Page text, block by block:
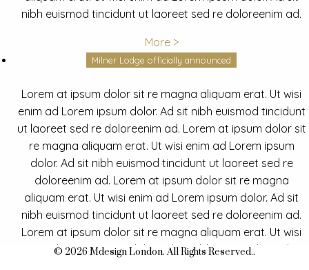
nibh euismod tincidunt ut laoreet sed re doloreenim ad.
More >
Milner Lodge officially announced
Lorem at ipsum dolor sit re magna aliquam erat. Ut wisi
enim ad Lorem ipsum dolor. Ad sit nibh euismod tincidunt
ut laoreet sed re doloreenim ad. Lorem at ipsum dolor sit
re magna aliquam erat. Ut wisi enim ad Lorem ipsum
dolor. Ad sit nibh euismod tincidunt ut laoreet sed re
doloreenim ad. Lorem at ipsum dolor sit re magna
aliquam erat. Ut wisi enim ad Lorem ipsum dolor. Ad sit
nibh euismod tincidunt ut laoreet sed re doloreenim ad.
Lorem at ipsum dolor sit re magna aliquam erat. Ut wisi
enim ad Lorem ipsum dolor. Ad sit nibh euismod tincidunt
© 2026 Mdesign London. All Rights Reserved..